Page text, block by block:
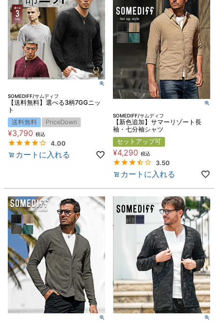
SOMEDIFF/サムディフ
【送料無料】選べる3柄7GGニッ
ト
送料無料
PriceDown
¥3,790 税込
4.00
カートに入れる
SOMEDIFF/サムディフ
【新色追加】サマーリゾート長
袖・七分袖シャツ
セットアップ可
¥4,290 税込
3.50
カートに入れる